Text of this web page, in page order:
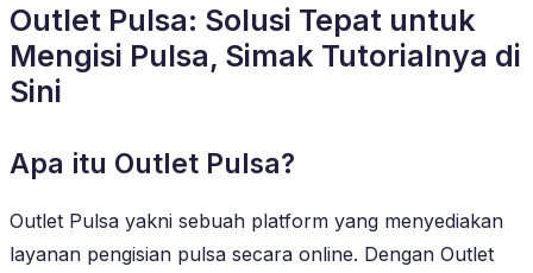
Outlet Pulsa: Solusi Tepat untuk
Mengisi Pulsa, Simak Tutorialnya di
Sini
Apa itu Outlet Pulsa?
Outlet Pulsa yakni sebuah platform yang menyediakan
layanan pengisian pulsa secara online. Dengan Outlet